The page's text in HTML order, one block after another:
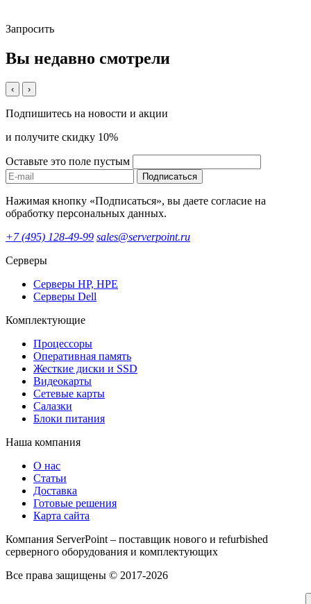
Запросить
Вы недавно смотрели
‹ ›
Подпишитесь на новости и акции
и получите скидку 10%
Оставьте это поле пустым
Подписаться
Нажимая кнопку «Подписаться», вы даете согласие на
обработку персональных данных.
+7 (495) 128-49-99 sales@serverpoint.ru
Серверы
Серверы HP, HPE
Серверы Dell
Комплектующие
Процессоры
Оперативная память
Жесткие диски и SSD
Видеокарты
Сетевые карты
Салазки
Блоки питания
Наша компания
О нас
Статьи
Доставка
Готовые решения
Карта сайта
Компания ServerPoint – поставщик нового и refurbished
серверного оборудования и комплектующих
Все права защищены © 2017-2026